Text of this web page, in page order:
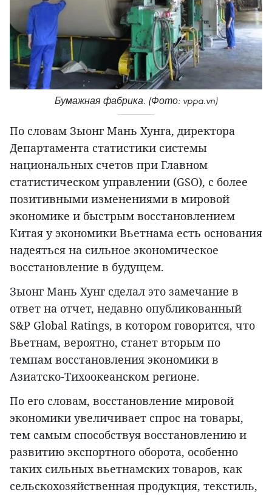
Бумажная фабрика. (Фото: vppa.vn)
По словам Зыонг Мань Хунга, директора
Департамента статистики системы
национальных счетов при Главном
статистическом управлении (GSO), с более
позитивными изменениями в мировой
экономике и быстрым восстановлением
Китая у экономики Вьетнама есть основания
надеяться на сильное экономическое
восстановление в будущем.
Зыонг Мань Хунг сделал это замечание в
ответ на отчет, недавно опубликованный
S&P Global Ratings, в котором говорится, что
Вьетнам, вероятно, станет вторым по
темпам восстановления экономики в
Азиатско-Тихоокеанском регионе.
По его словам, восстановление мировой
экономики увеличивает спрос на товары,
тем самым способствуя восстановлению и
развитию экспортного оборота, особенно
таких сильных вьетнамских товаров, как
сельскохозяйственная продукция, текстиль,